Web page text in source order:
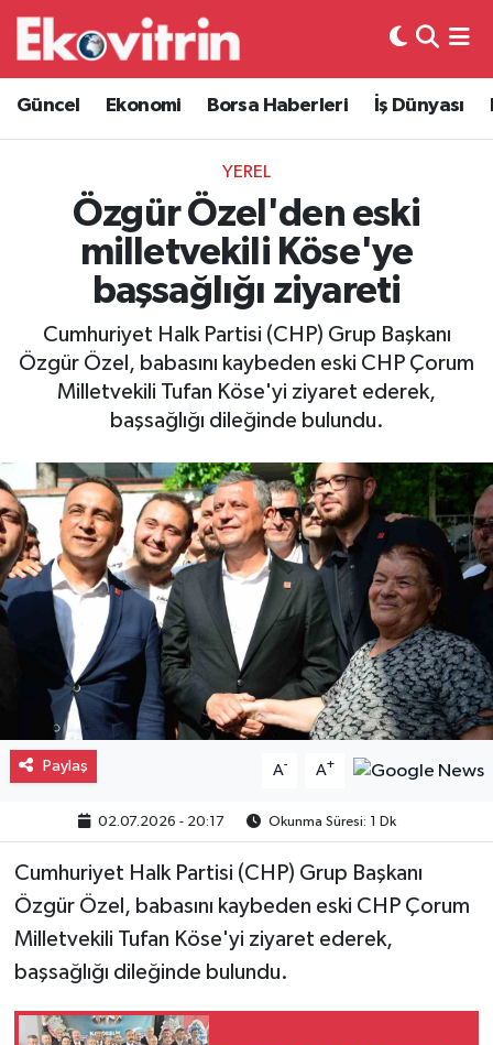
Güncel Ekonomi Borsa Haberleri İş Dünyası
YEREL
Özgür Özel'den eski
milletvekili Köse'ye
başsağlığı ziyareti
Cumhuriyet Halk Partisi (CHP) Grup Başkanı
Özgür Özel, babasını kaybeden eski CHP Çorum
Milletvekili Tufan Köse'yi ziyaret ederek,
başsağlığı dileğinde bulundu.
Paylaş A- A+
02.07.2026 - 20:17 Okunma Süresi: 1 Dk
Cumhuriyet Halk Partisi (CHP) Grup Başkanı
Özgür Özel, babasını kaybeden eski CHP Çorum
Milletvekili Tufan Köse'yi ziyaret ederek,
başsağlığı dileğinde bulundu.
Güncel
Ekonomi
Borsa Haberleri
İş Dünyası
Lojistik
Otovitrin
Asayiş
Magazin
Gayrimenkul
Spor
Eğitim
Hava Durumu
Trafik Durumu
Süper Lig Puan Durumu ve Fikstür
Tüm Manşetler
Son Dakika Haberleri
Haber Arşivi